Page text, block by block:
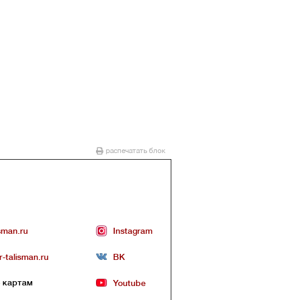
распечатать блок
talisman.ru
картам
Instagram
ВК
Youtube